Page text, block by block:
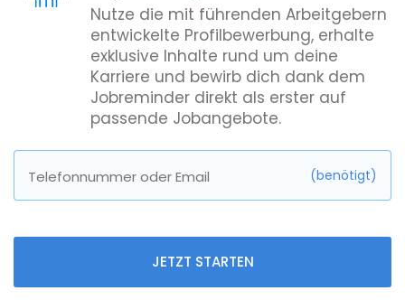
Nutze die mit führenden Arbeitgebern
entwickelte Profilbewerbung, erhalte
exklusive Inhalte rund um deine
Karriere und bewirb dich dank dem
Jobreminder direkt als erster auf
passende Jobangebote.
Telefonnummer oder Email (benötigt)
JETZT STARTEN